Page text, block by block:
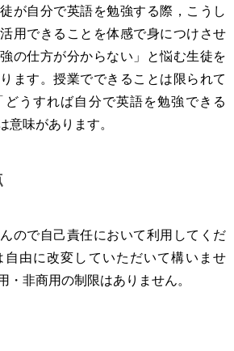
が自分で英語を勉強する際，こうし
用できることを体感で身につけさせ
の仕方が分からない」と悩む生徒を
ます。授業でできることは限られて
うすれば自分で英語を勉強できる
味があります。
ので自己責任において利用してくだ
由に改変していただいて構いませ
・非商用の制限はありません。